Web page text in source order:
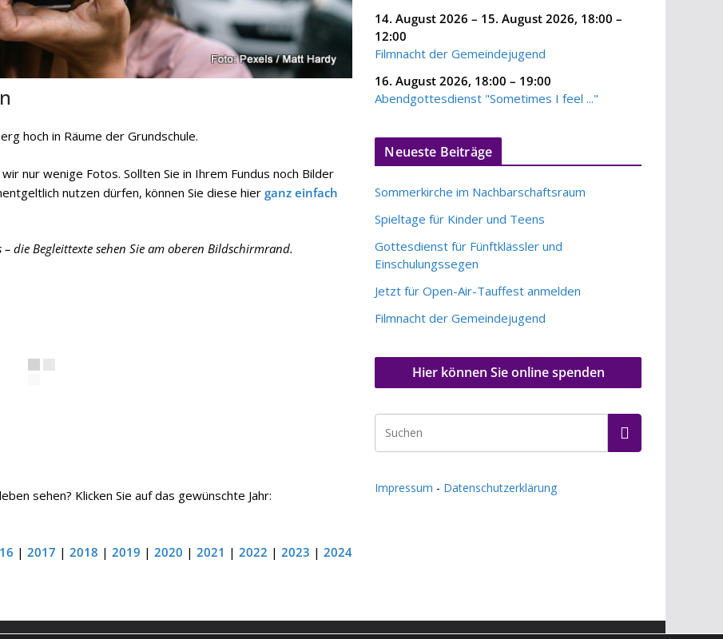
hoch in Räume der Grundschule.
nur wenige Fotos. Sollten Sie in Ihrem Fundus noch Bilder
nutzen dürfen, können Sie diese hier ganz einfach
die Begleittexte sehen Sie am oberen Bildschirmrand.
sehen? Klicken Sie auf das gewünschte Jahr:
| 2017 | 2018 | 2019 | 2020 | 2021 | 2022 | 2023 | 2024
14. August 2026 – 15. August 2026, 18:00 –
12:00
Filmnacht der Gemeindejugend
16. August 2026, 18:00 – 19:00
Abendgottesdienst "Sometimes I feel ..."
Neueste Beiträge
Sommerkirche im Nachbarschaftsraum
Spieltage für Kinder und Teens
Gottesdienst für Fünftklässler und
Einschulungssegen
Jetzt für Open-Air-Tauffest anmelden
Filmnacht der Gemeindejugend
Hier können Sie online spenden
Impressum - Datenschutzerklärung